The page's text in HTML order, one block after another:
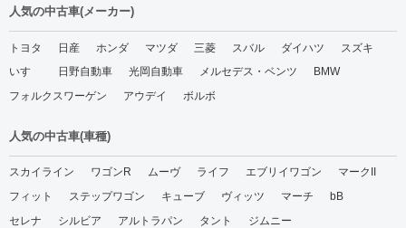
人気の中古車(メーカー)
トヨタ 日産 ホンダ マツダ 三菱 スバル ダイハツ
スズキ
いすゞ
日野自動車 光岡自動車 メルセデス・ベンツ
BMW
フォルクスワーゲン
アウデイ ボルボ
人気の中古車(車種)
スカイライン ワゴンR ムーヴ ライフ エブリイワゴン
マークII
フィット
ステップワゴン キューブ ヴィッツ マーチ
bB
セレナ
シルビア アルトラパン タント
ジムニー